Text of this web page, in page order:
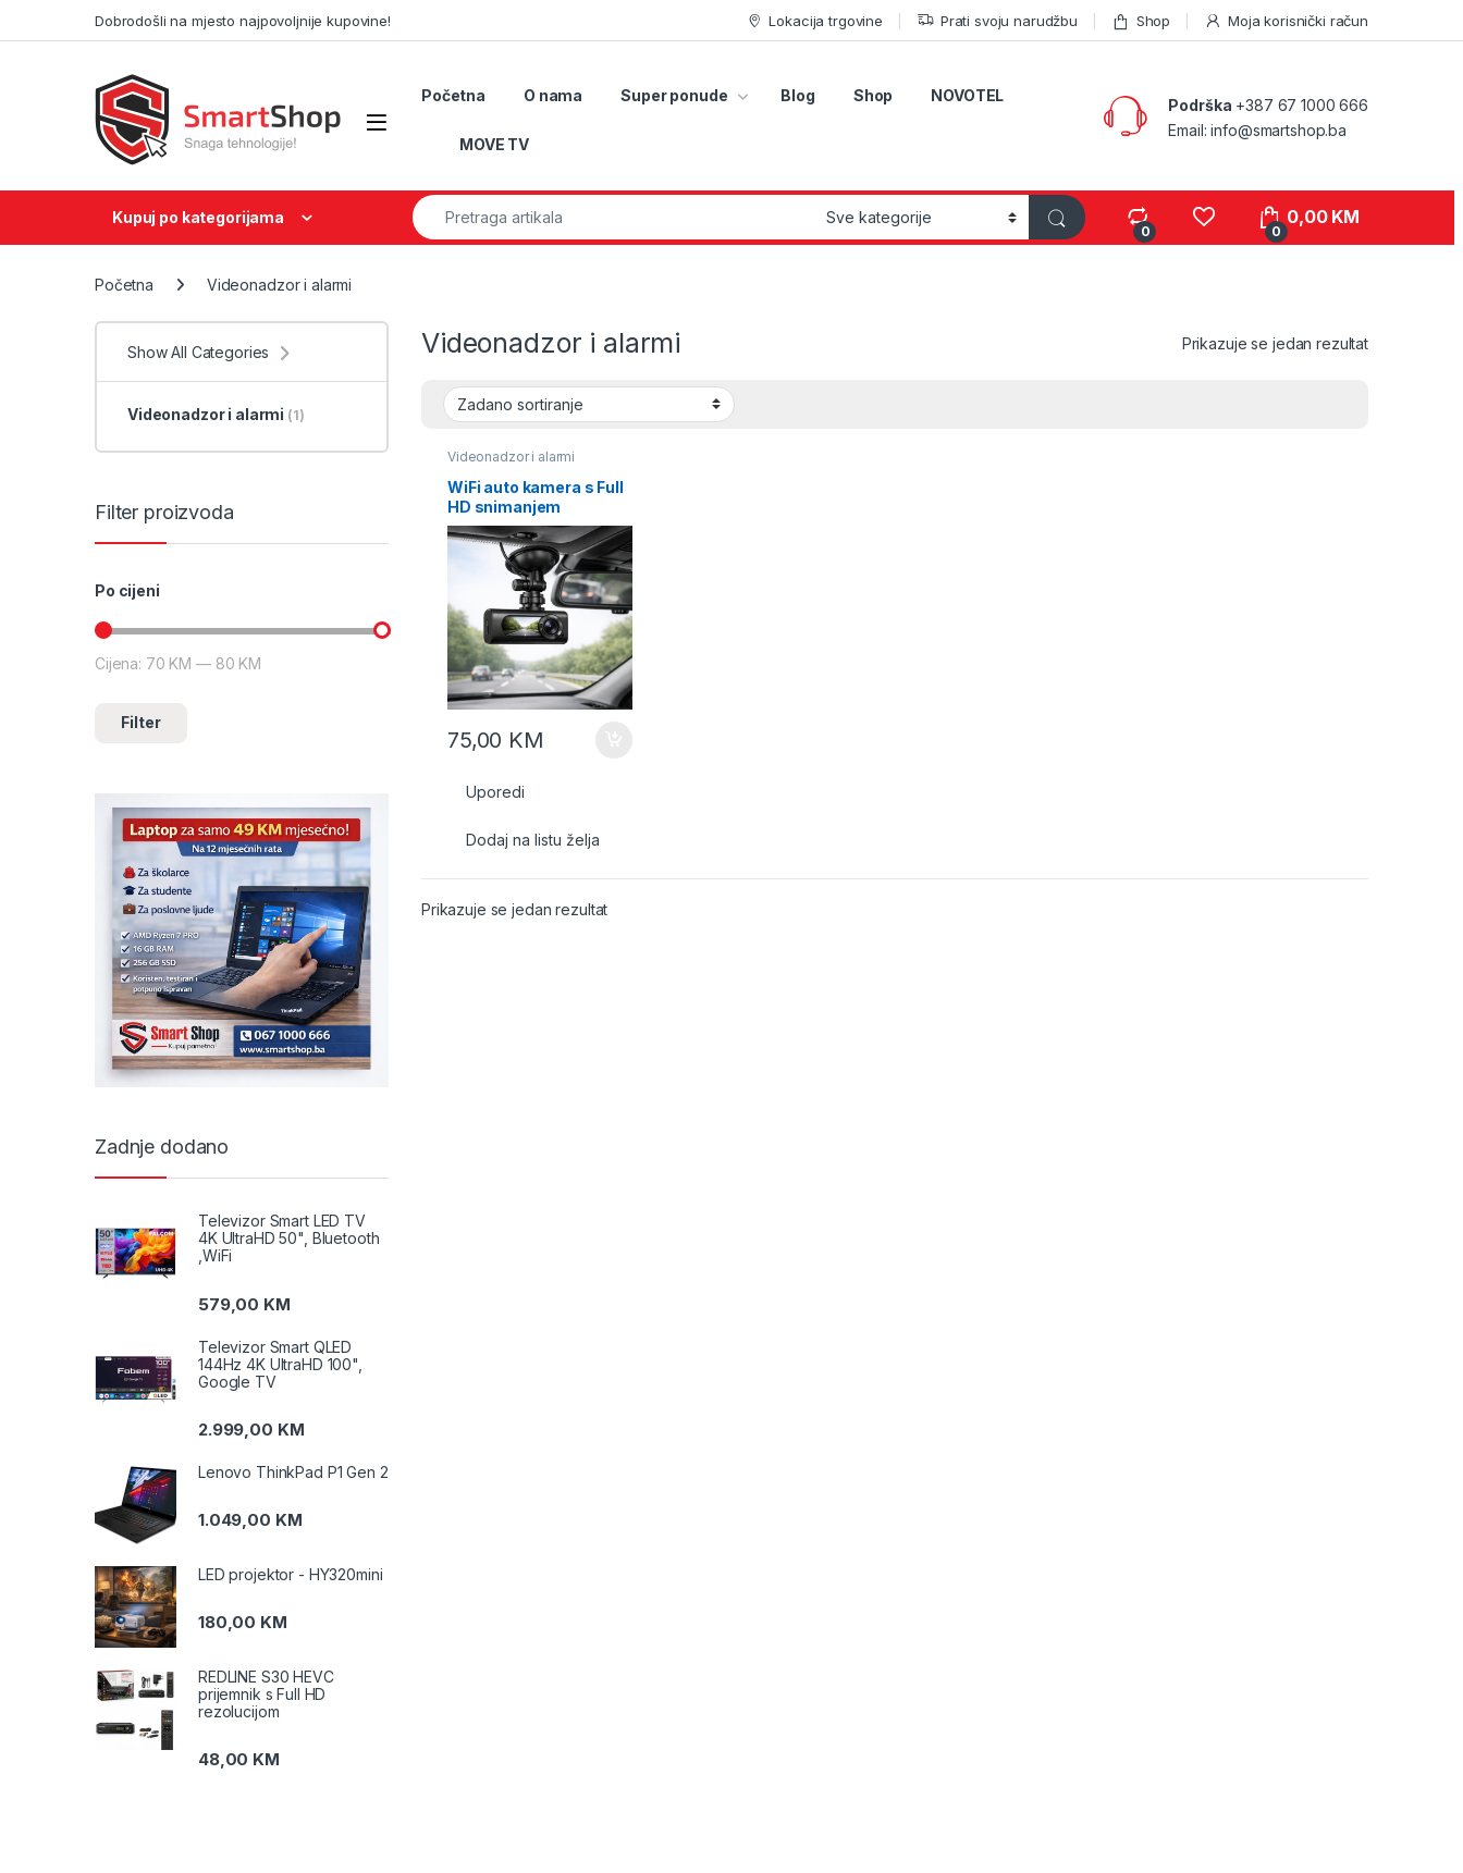
Dobrodošli na mjesto najpovoljnije kupovine! Lokacija trgovine Prati svoju narudžbu Shop Moja korisnički račun
Početna O nama Super ponude Blog Shop NOVOTEL
MOVE TV
Podrška +387 67 1000 666
Email: info@smartshop.ba
Kupuj po kategorijama
Search for:
0 0
0,00 KM
Početna Videonadzor i alarmi
Videonadzor i alarmi Prikazuje se jedan rezultat
Videonadzor i alarmi
WiFi auto kamera s Full
HD snimanjem
75,00 KM
Uporedi
Dodaj na listu želja
Prikazuje se jedan rezultat
Show All Categories
Videonadzor i alarmi (1)
Filter proizvoda
Po cijeni
Minimalna cijena
Maksimalna cijena
Filter
Cijena: 70 KM — 80 KM
Zadnje dodano
Televizor Smart LED TV
4K UltraHD 50", Bluetooth
,WiFi
579,00 KM
Televizor Smart QLED
144Hz 4K UltraHD 100",
Google TV
2.999,00 KM
Lenovo ThinkPad P1 Gen 2
1.049,00 KM
LED projektor - HY320mini
180,00 KM
REDLINE S30 HEVC
prijemnik s Full HD
rezolucijom
48,00 KM